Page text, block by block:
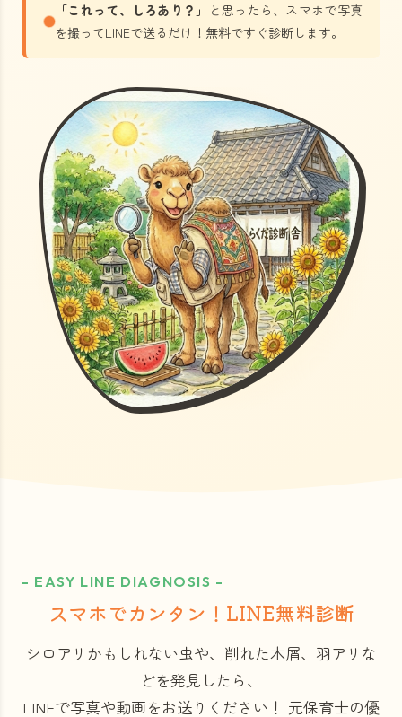
「これって、しろあり？」
と思ったら、スマホで写真
を撮ってLINEで送るだけ！無料ですぐ診断します。
- EASY LINE DIAGNOSIS -
スマホでカンタン！LINE無料診断
シロアリかもしれない虫や、削れた木屑、羽アリな
どを発見したら、
LINEで写真や動画をお送りください！ 元保育士の優